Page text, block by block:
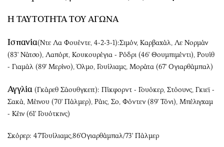
Η ΤΑΥΤΟΤΗΤΑ ΤΟΥ ΑΓΩΝΑ
Ισπανία(Ντε Λα Φουέντε, 4-2-3-1):Σιμόν, Καρβαχάλ, Λε Νορμάν
(83' Νάτσο), Λαπόρτ, Κουκουρέγια - Ρόδρι (46' Θουμπιμέντι), Ρουίθ
- Γιαμάλ (89' Μερίνο), Όλμο, Γουίλιαμς, Μοράτα (67' Ογιαρθάμπαλ)
Αγγλία (Γκάρεθ Σάουθγκειτ): Πίκφορντ - Γουόκερ, Στόουνς, Γκιεϊ -
Σακά, Μέινου (70' Πάλμερ), Ράις, Σο, Φόντεν (89' Τόνι), Μπέλιγχαμ
- Κέιν (61' Γουότκινς)
Σκόρερ: 47'Γουίλιαμς,86'Ογιαρθάμπαλ/73' Πάλμερ